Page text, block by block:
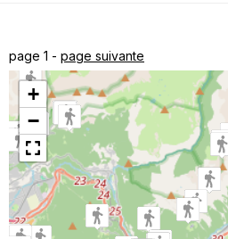
sous-dossiers
Trier par
Horodatage
page 1 - page suivante
+
−